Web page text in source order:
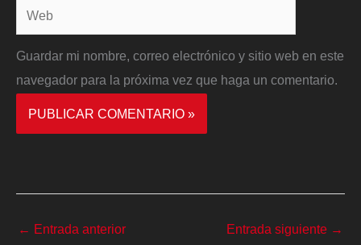
Web
Guardar mi nombre, correo electrónico y sitio web en este
navegador para la próxima vez que haga un comentario.
← Entrada anterior Entrada siguiente →